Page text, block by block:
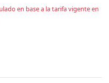
en base a la tarifa vigente en